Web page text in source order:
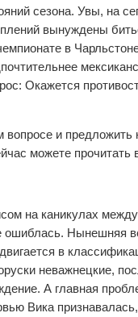
сезона. Увы, на
вынуждены
в
Окажется
вопросе и
можете прочитать
на каникулах
ошиблась. Нынешняя
в
неважнецкие,
А главная
Вика